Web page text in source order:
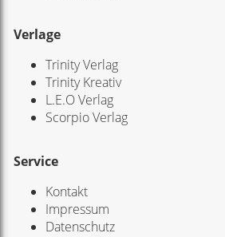
Verlage
Trinity Verlag
Trinity Kreativ
L.E.O Verlag
Scorpio Verlag
Service
Kontakt
Impressum
Datenschutz